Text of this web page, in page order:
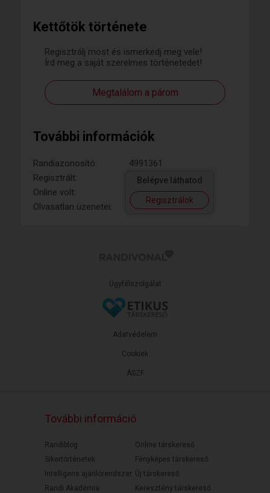
Kettőtök története
Regisztrálj most és ismerkedj meg vele!
Írd meg a saját szerelmes történetedet!
Megtalálom a párom
További információk
Randiazonosító:
4991361
Regisztrált:
Online volt:
Olvasatlan üzenetei:
Belépve láthatod
Regisztrálok
Ügyfélszolgálat
ÁSZF
Adatvédelem
Cookiek
További információ
Randiblog
Sikertörténetek
Intelligens ajánlórendszer
Randi Akadémia
Online társkereső
Fényképes társkereső
Új társkereső
Keresztény társkereső